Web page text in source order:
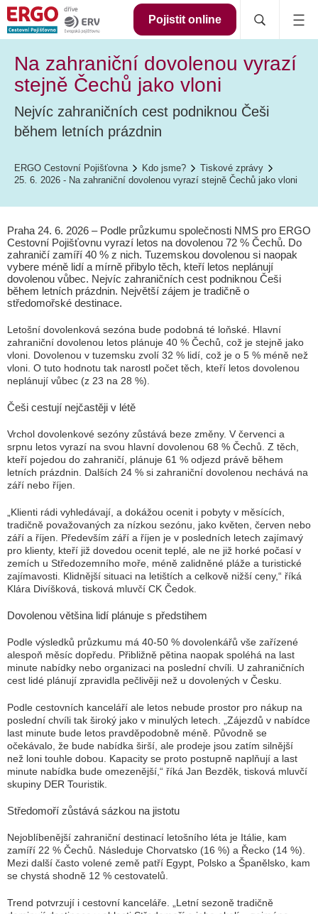
Pojistit online
Na zahraniční dovolenou vyrazí
stejně Čechů jako vloni
Nejvíc zahraničních cest podniknou Češi
během letních prázdnin
ERGO Cestovní Pojišťovna Kdo jsme?
Tiskové zprávy
25. 6. 2026 - Na zahraniční dovolenou vyrazí stejně Čechů jako vloni
Praha 24. 6. 2026 – Podle průzkumu společnosti NMS pro ERGO
Cestovní Pojišťovnu vyrazí letos na dovolenou 72 % Čechů. Do
zahraničí zamíří 40 % z nich. Tuzemskou dovolenou si naopak
vybere méně lidí a mírně přibylo těch, kteří letos neplánují
dovolenou vůbec. Nejvíc zahraničních cest podniknou Češi
během letních prázdnin. Největší zájem je tradičně o
středomořské destinace.
Letošní dovolenková sezóna bude podobná té loňské. Hlavní
zahraniční dovolenou letos plánuje 40 % Čechů, což je stejně jako
vloni. Dovolenou v tuzemsku zvolí 32 % lidí, což je o 5 % méně než
vloni. O tuto hodnotu tak narostl počet těch, kteří letos dovolenou
neplánují vůbec (z 23 na 28 %).
Češi cestují nejčastěji v létě
Vrchol dovolenkové sezóny zůstává beze změny. V červenci a
srpnu letos vyrazí na svou hlavní dovolenou 68 % Čechů. Z těch,
kteří pojedou do zahraničí, plánuje 61 % odjezd právě během
letních prázdnin. Dalších 24 % si zahraniční dovolenou nechává na
září nebo říjen.
„Klienti rádi vyhledávají, a dokážou ocenit i pobyty v měsících,
tradičně považovaných za nízkou sezónu, jako květen, červen nebo
září a říjen. Především září a říjen je v posledních letech zajímavý
pro klienty, kteří již dovedou ocenit teplé, ale ne již horké počasí v
zemích u Středozemního moře, méně zalidněné pláže a turistické
zajímavosti. Klidnější situaci na letištích a celkově nižší ceny,“ říká
Klára Divíšková, tisková mluvčí CK Čedok.
Dovolenou většina lidí plánuje s předstihem
Podle výsledků průzkumu má 40-50 % dovolenkářů vše zařízené
alespoň měsíc dopředu. Přibližně pětina naopak spoléhá na last
minute nabídky nebo organizaci na poslední chvíli. U zahraničních
cest lidé plánují zpravidla pečlivěji než u dovolených v Česku.
Podle cestovních kanceláří ale letos nebude prostor pro nákup na
poslední chvíli tak široký jako v minulých letech. „Zájezdů v nabídce
last minute bude letos pravděpodobně méně. Původně se
očekávalo, že bude nabídka širší, ale prodeje jsou zatím silnější
než loni touhle dobou. Kapacity se proto postupně naplňují a last
minute nabídka bude omezenější,“ říká Jan Bezděk, tisková mluvčí
skupiny DER Touristik.
Středomoří zůstává sázkou na jistotu
Nejoblíbenější zahraniční destinací letošního léta je Itálie, kam
zamíří 22 % Čechů. Následuje Chorvatsko (16 %) a Řecko (14 %).
Mezi další často volené země patří Egypt, Polsko a Španělsko, kam
se chystá shodně 12 % cestovatelů.
Trend potvrzují i cestovní kanceláře. „Letní sezoně tradičně